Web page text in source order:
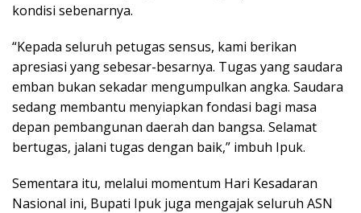
kondisi sebenarnya.
“Kepada seluruh petugas sensus, kami berikan
apresiasi yang sebesar-besarnya. Tugas yang saudara
emban bukan sekadar mengumpulkan angka. Saudara
sedang membantu menyiapkan fondasi bagi masa
depan pembangunan daerah dan bangsa. Selamat
bertugas, jalani tugas dengan baik,” imbuh Ipuk.
Sementara itu, melalui momentum Hari Kesadaran
Nasional ini, Bupati Ipuk juga mengajak seluruh ASN